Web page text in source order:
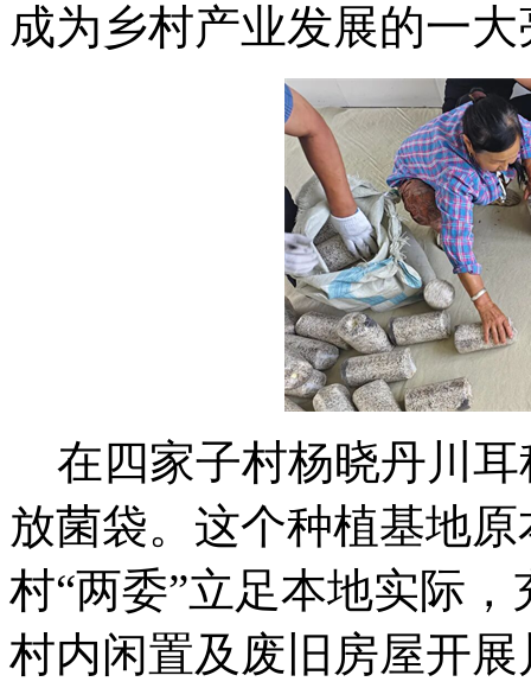
成为乡村产业发展的一
在四家子村杨晓丹川耳
放菌袋。这个种植基地
村“两委”立足本地实际
村内闲置及废旧房屋开